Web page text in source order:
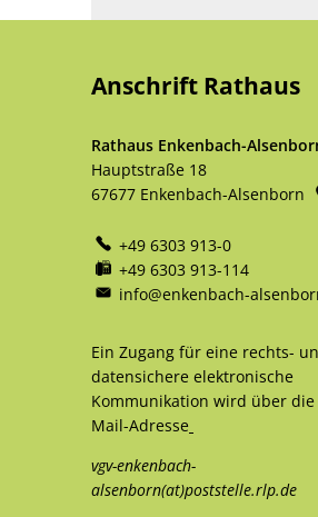
Anschrift Rathaus
Rathaus Enkenbach-
Hauptstraße 18
67677 Enkenbach-Alsenborn
+49 6303 913-0
+49 6303 913-114
info@enkenbach-
Ein Zugang für eine rechts-
datensichere elektronische
Kommunikation wird über die
Mail-Adresse
vgv-enkenbach-
alsenborn(at)poststelle.rlp.de